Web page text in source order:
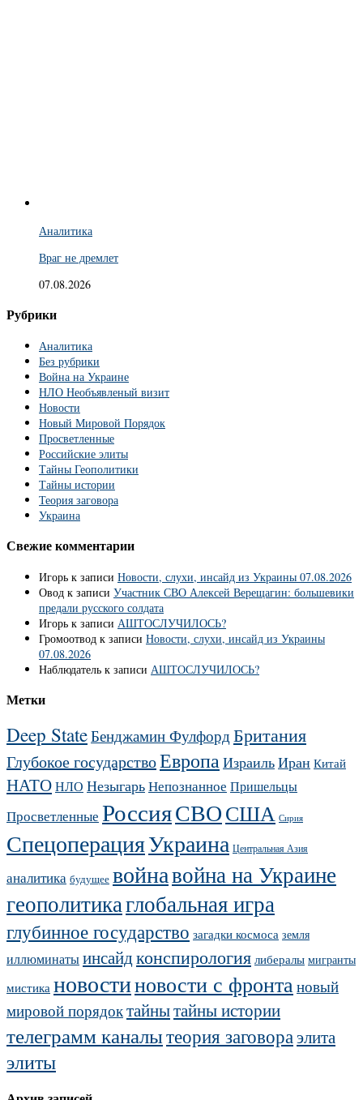
Аналитика
Враг не дремлет
07.08.2026
Рубрики
Аналитика
Без рубрики
Война на Украине
НЛО Необъявленый визит
Новости
Новый Мировой Порядок
Просветленные
Российские элиты
Тайны Геополитики
Тайны истории
Теория заговора
Украина
Свежие комментарии
Игорь к записи Новости, слухи, инсайд из Украины 07.08.2026
Овод к записи Участник СВО Алексей Верещагин: большевики
предали русского солдата
Игорь к записи АШТОСЛУЧИЛОСЬ?
Громоотвод к записи Новости, слухи, инсайд из Украины
07.08.2026
Наблюдатель к записи АШТОСЛУЧИЛОСЬ?
Метки
Deep StateБенджамин ФулфордБритания
Глубокое государствоЕвропаИзраильИран Китай
НАТОНЛО НезыгарьНепознанное Пришельцы
Просветленные РоссияСВОСША Сирия
СпецоперацияУкраина Центральная Азия
аналитика будущее войнавойна на Украине
геополитикаглобальная игра
глубинное государство загадки космоса земля
иллюминатыинсайдконспирология либералы мигранты
мистика новостиновости с фронтановый
мировой порядоктайнытайны истории
телеграмм каналытеория заговораэлита
элиты